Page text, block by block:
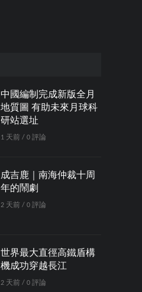
中國編制完成新版全月
地質圖 有助未來月球科
研站選址
1 天前 / 0 評論
成吉鹿｜南海仲裁十周
年的鬧劇
2 天前 / 0 評論
世界最大直徑高鐵盾構
機成功穿越長江
2 天前 / 0 評論